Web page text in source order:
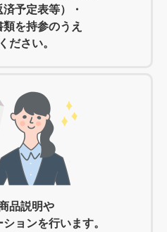
済予定表等）・
を持参のうえ
ださい。
品説明や
ョンを行います。